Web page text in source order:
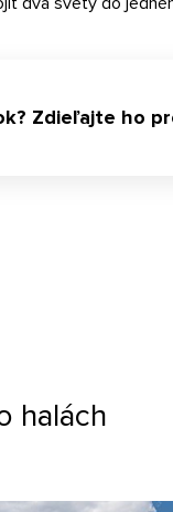
Zdieľajte ho
halách